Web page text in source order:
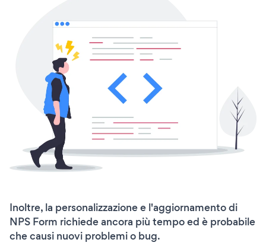
Inoltre, la personalizzazione e l'aggiornamento di
NPS Form richiede ancora più tempo ed è probabile
che causi nuovi problemi o bug.